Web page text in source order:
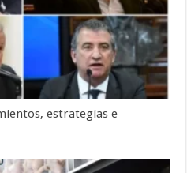
estrategias e